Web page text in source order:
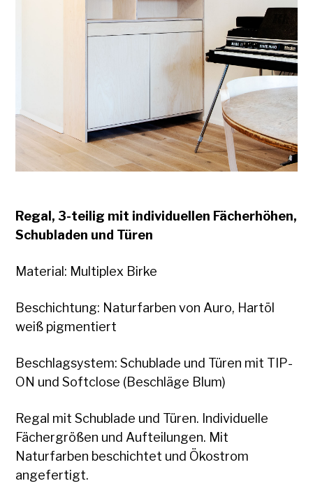
Regal, 3-teilig mit individuellen Fächerhöhen,
Schubladen und Türen
Material: Multiplex Birke
Beschichtung: Naturfarben von Auro, Hartöl
weiß pigmentiert
Beschlagsystem: Schublade und Türen mit TIP-
ON und Softclose (Beschläge Blum)
Regal mit Schublade und Türen. Individuelle
Fächergrößen und Aufteilungen. Mit
Naturfarben beschichtet und Ökostrom
angefertigt.